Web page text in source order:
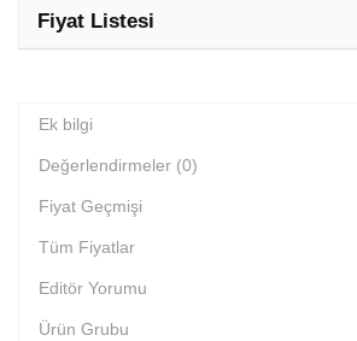
Fiyat Listesi
Ek bilgi
Değerlendirmeler (0)
Fiyat Geçmişi
Tüm Fiyatlar
Editör Yorumu
Ürün Grubu